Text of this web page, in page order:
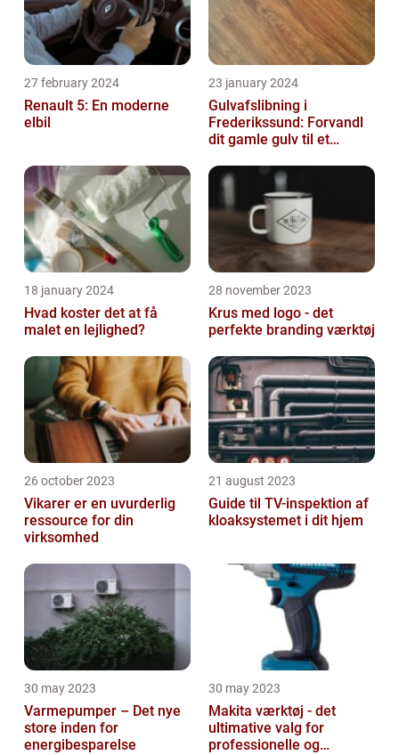
27 february 2024
Renault 5: En moderne
elbil
23 january 2024
Gulvafslibning i
Frederikssund: Forvandl
dit gamle gulv til et
18 january 2024
Hvad koster det at få
malet en lejlighed?
28 november 2023
Krus med logo - det
perfekte branding værktøj
26 october 2023
Vikarer er en uvurderlig
ressource for din
virksomhed
21 august 2023
Guide til TV-inspektion af
kloaksystemet i dit hjem
30 may 2023
Varmepumper – Det nye
store inden for
energibesparelse
30 may 2023
Makita værktøj - det
ultimative valg for
professionelle og